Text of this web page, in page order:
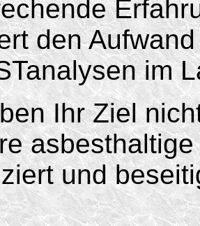
den
im
Ihr Ziel
und